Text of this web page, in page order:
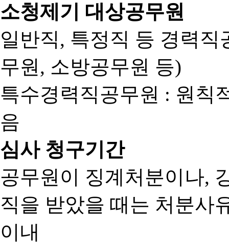
소청제기 대상공무원
일반직, 특정직 등 경력
무원, 소방공무원 등)
특수경력직공무원 : 원칙
음
심사 청구기간
공무원이 징계처분이나,
직을 받았을 때는 처분사
이내